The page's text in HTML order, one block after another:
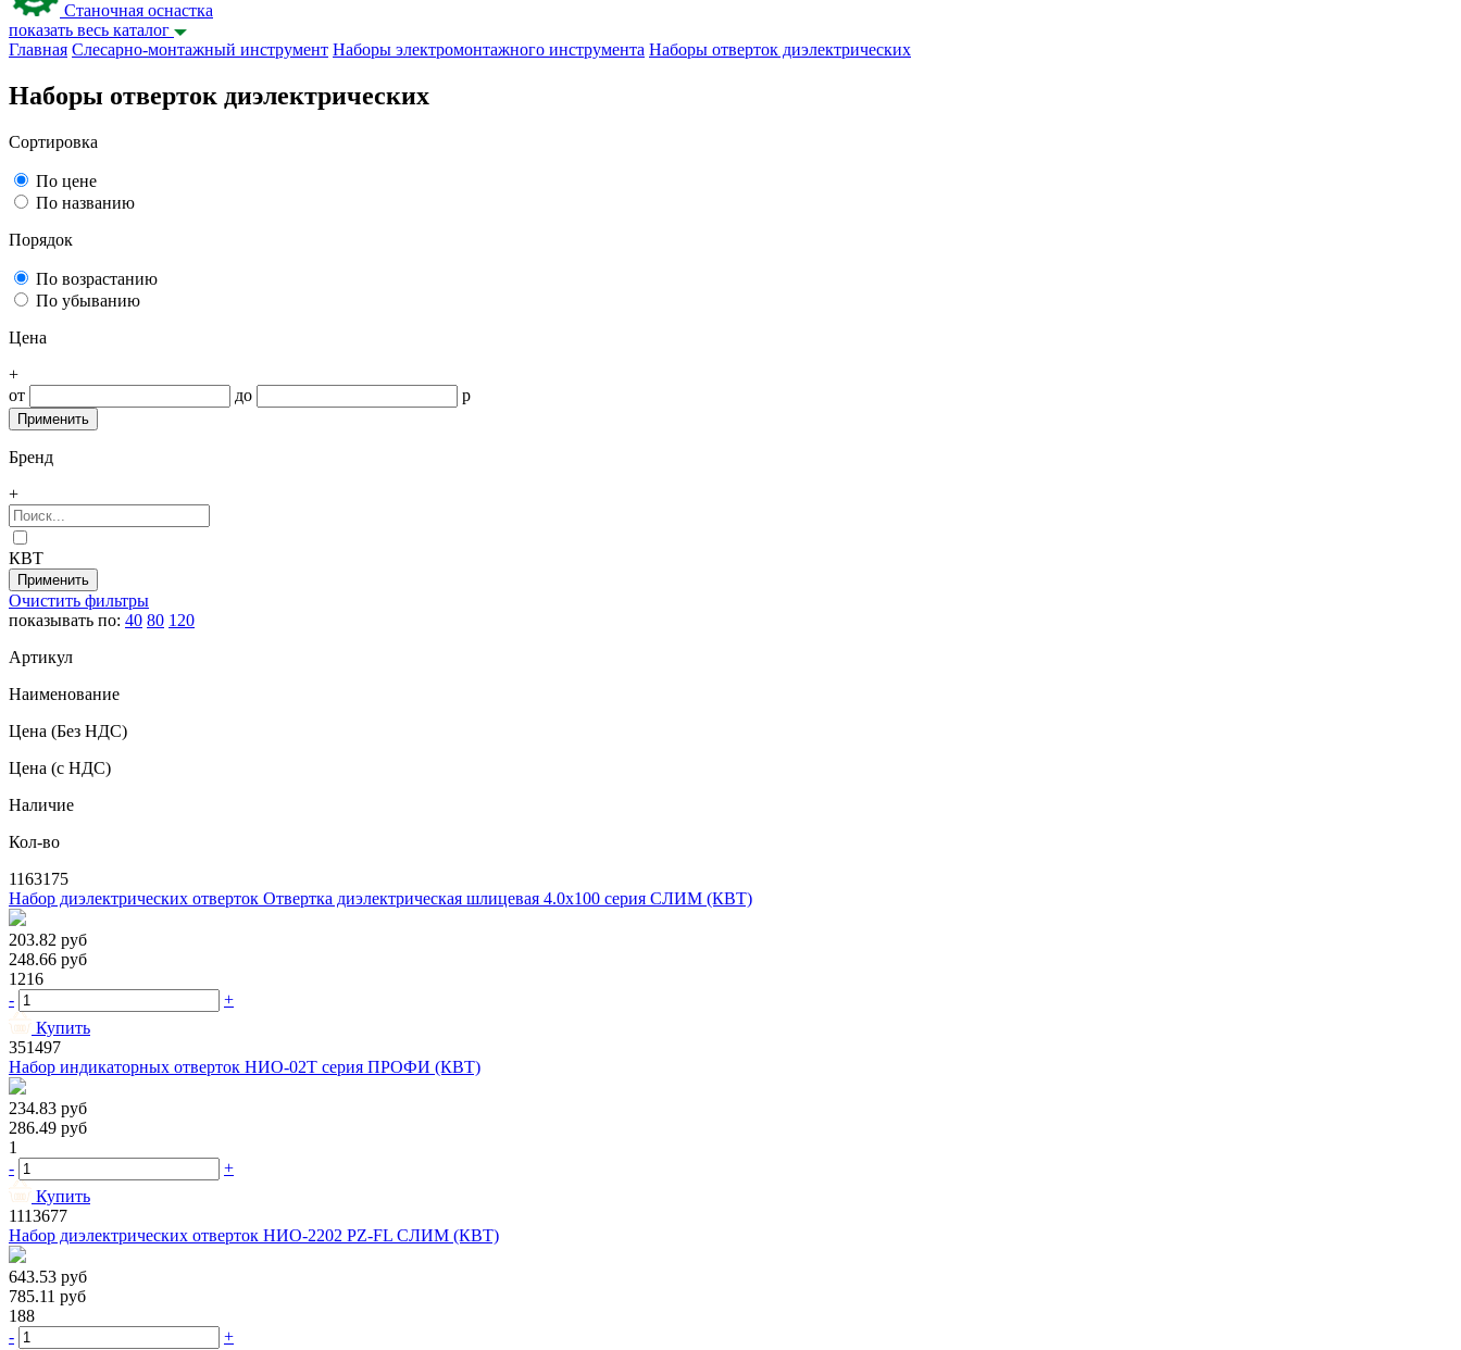
Станочная оснастка
показать весь каталог
Главная Слесарно-монтажный инструмент Наборы электромонтажного инструмента Наборы отверток диэлектрических
Наборы отверток диэлектрических
Сортировка
По цене
По названию
Порядок
По возрастанию
По убыванию
Цена
+
от
до р
Бренд
+
КВТ
Очистить фильтры
показывать по: 40 80 120
Артикул
Наименование
Цена (Без НДС)
Цена (с НДС)
Наличие
Кол-во
1163175
Набор диэлектрических отверток Отвертка диэлектрическая шлицевая 4.0x100 серия СЛИМ (КВТ)
203.82 руб
248.66 руб
1216
-
+
Купить
351497
Набор индикаторных отверток НИО-02Т серия ПРОФИ (КВТ)
234.83 руб
286.49 руб
1
-
+
Купить
1113677
Набор диэлектрических отверток НИО-2202 PZ-FL СЛИМ (КВТ)
643.53 руб
785.11 руб
188
-
+